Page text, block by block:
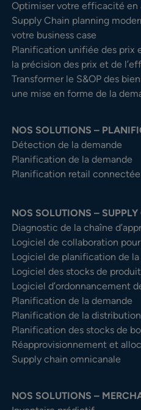
Optimiser votre efficacité en
Supply Chain planning
votre business case
Planification unifiée des prix
la précision des prix et de
Transformer le S&OP des
une mise en forme de la
NOS SOLUTIONS –
Détection de la demande
Planification de la demande
Planification retail
NOS SOLUTIONS –
Diagnostic de la chaîne
Logiciel de collaboration
Logiciel de planification de
Logiciel des stocks de
Logiciel d’ordonnancement
Planification de la demande
Planification de la distribution
Planification des stocks de
Réapprovisionnement et
Supply chain omnicanale
NOS SOLUTIONS –